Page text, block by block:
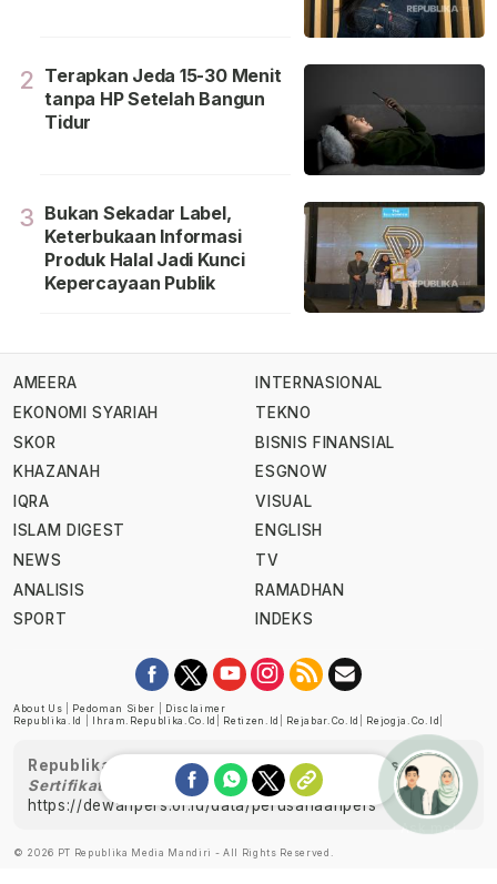
2 Terapkan Jeda 15-30 Menit
tanpa HP Setelah Bangun
Tidur
3 Bukan Sekadar Label,
Keterbukaan Informasi
Produk Halal Jadi Kunci
Kepercayaan Publik
AMEERA
EKONOMI SYARIAH
SKOR
KHAZANAH
IQRA
ISLAM DIGEST
NEWS
ANALISIS
SPORT
INTERNASIONAL
TEKNO
BISNIS FINANSIAL
ESGNOW
VISUAL
ENGLISH
TV
RAMADHAN
INDEKS
About Us Pedoman Siber
Disclaimer
Republika.id
Ihram.republika.co.id Retizen.id Rejabar.co.id Rejogja.co.id
Republika telah diverifikasi oleh Dewan Pers
Sertifikat Nomor 1058/DP-Verifikasi/K/XII/2022
https://dewanpers.or.id/data/perusahaanpers
© 2026 PT Republika Media Mandiri - All Rights Reserved.
Ask me!